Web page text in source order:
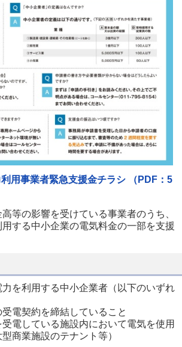
用事業者緊急支援金チラシ （PDF：5
等の影響を受けている事業者のうち、
する中小企業の電気料金の一部を支援
を利用する中小企業者（以下のいずれ
受電契約を締結していること
受電している施設内において電気を使用
商業施設のテナント等）